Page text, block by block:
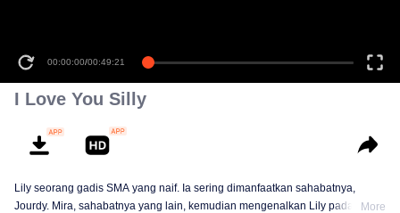
00:00:00/00:49:21
I Love You Silly
Lily seorang gadis SMA yang naif. Ia sering dimanfaatkan sahabatnya,
Jourdy. Mira, sahabatnya yang lain, kemudian mengenalkan Lily pada
More